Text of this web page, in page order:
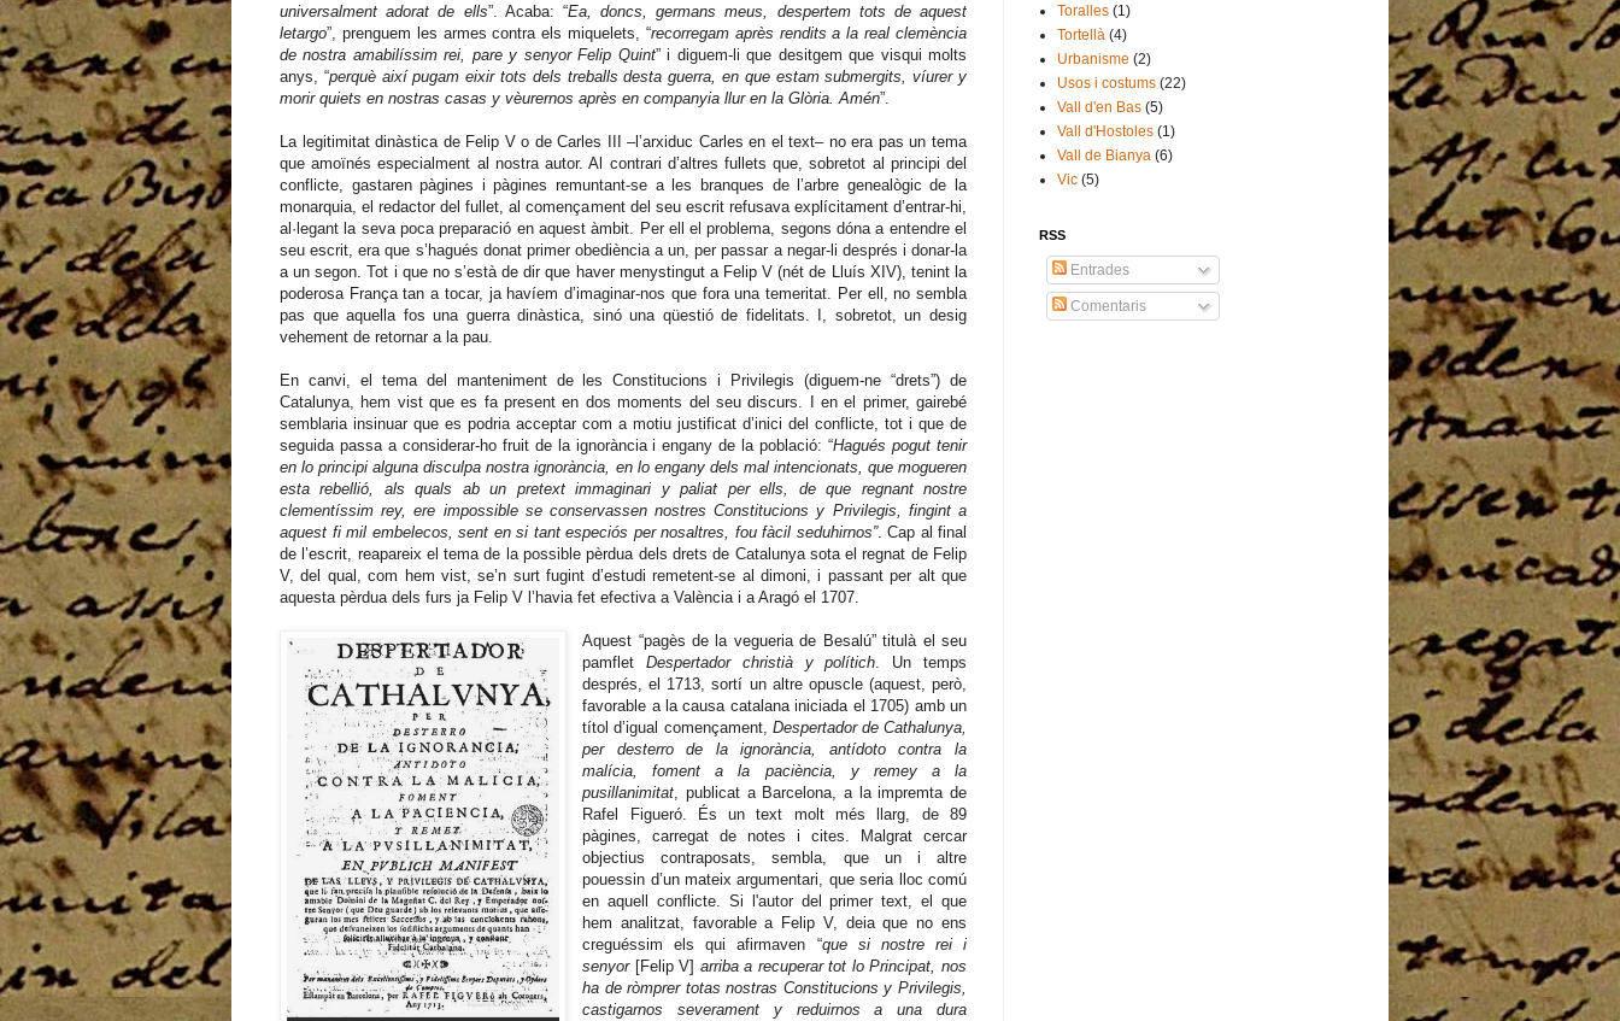
universalment adorat de ells”. Acaba: “Ea, doncs, germans meus, despertem tots de aquest
letargo”, prenguem les armes contra els miquelets, “recorregam après rendits a la real clemència
de nostra amabilíssim rei, pare y senyor Felip Quint” i diguem-li que desitgem que visqui molts
anys, “perquè així pugam eixir tots dels treballs desta guerra, en que estam submergits, víurer y
morir quiets en nostras casas y vèurernos après en companyia llur en la Glòria. Amén”.
La legitimitat dinàstica de Felip V o de Carles III –l’arxiduc Carles en el text– no era pas un tema
que amoïnés especialment al nostra autor. Al contrari d’altres fullets que, sobretot al principi del
conflicte, gastaren pàgines i pàgines remuntant-se a les branques de l’arbre genealògic de la
monarquia, el redactor del fullet, al començament del seu escrit refusava explícitament d’entrar-hi,
al·legant la seva poca preparació en aquest àmbit. Per ell el problema, segons dóna a entendre el
seu escrit, era que s’hagués donat primer obediència a un, per passar a negar-li després i donar-la
a un segon. Tot i que no s’està de dir que haver menystingut a Felip V (nét de Lluís XIV), tenint la
poderosa França tan a tocar, ja havíem d’imaginar-nos que fora una temeritat. Per ell, no sembla
pas que aquella fos una guerra dinàstica, sinó una qüestió de fidelitats. I, sobretot, un desig
vehement de retornar a la pau.
En canvi, el tema del manteniment de les Constitucions i Privilegis (diguem-ne “drets”) de
Catalunya, hem vist que es fa present en dos moments del seu discurs. I en el primer, gairebé
semblaria insinuar que es podria acceptar com a motiu justificat d’inici del conflicte, tot i que de
seguida passa a considerar-ho fruit de la ignorància i engany de la població: “Hagués pogut tenir
en lo principi alguna disculpa nostra ignorància, en lo engany dels mal intencionats, que mogueren
esta rebellió, als quals ab un pretext immaginari y paliat per ells, de que regnant nostre
clementíssim rey, ere impossible se conservassen nostres Constitucions y Privilegis, fingint a
aquest fi mil embelecos, sent en si tant especiós per nosaltres, fou fàcil seduhirnos”. Cap al final
de l’escrit, reapareix el tema de la possible pèrdua dels drets de Catalunya sota el regnat de Felip
V, del qual, com hem vist, se’n surt fugint d’estudi remetent-se al dimoni, i passant per alt que
aquesta pèrdua dels furs ja Felip V l’havia fet efectiva a València i a Aragó el 1707.
Aquest “pagès de la vegueria de Besalú” titulà el seu
pamflet Despertador christià y polítich . Un temps
després, el 1713, sortí un altre opuscle (aquest, però,
favorable a la causa catalana iniciada el 1705) amb un
títol d’igual començament, Despertador de Cathalunya,
per desterro de la ignorància, antídoto contra la
malícia, foment a la paciència, y remey a la
pusillanimitat , publicat a Barcelona, a la impremta de
Rafel Figueró. És un text molt més llarg, de 89
pàgines, carregat de notes i cites. Malgrat cercar
objectius contraposats, sembla, que un i altre
pouessin d’un mateix argumentari, que seria lloc comú
en aquell conflicte. Si l'autor del primer text, el que
hem analitzat, favorable a Felip V, deia que no ens
creguéssim els qui afirmaven “que si nostre rei i
senyor[Felip V] arriba a recuperar tot lo Principat, nos
ha de ròmprer totas nostras Constitucions y Privilegis,
castigarnos severament y reduirnos a una dura
Toralles (1)
Tortellà (4)
Urbanisme (2)
Usos i costums (22)
Vall d'en Bas (5)
Vall d'Hostoles (1)
Vall de Bianya (6)
Vic (5)
RSS
Entrades
Comentaris